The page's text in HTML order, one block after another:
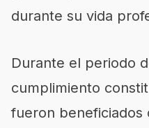
durante su vida
Durante el periodo
cumplimiento
fueron beneficiados